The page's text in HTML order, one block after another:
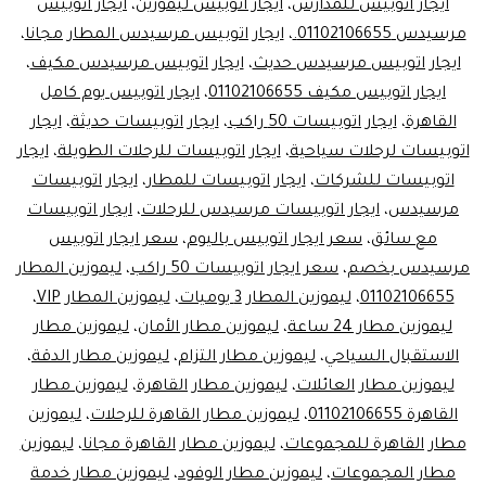
ايجار اتوبيس للمدارس، ايجار اتوبيس ليموزين، ايجار اتوبيس
مرسيدس 01102106655.
،ايجار اتوبيس مرسيدس المطار مجانا،
ايجار اتوبيس مرسيدس حديث،ايجار اتوبيس مرسيدس مكيف،
ايجار اتوبيس مكيف 01102106655
، ايجار اتوبيس يوم كامل
القاهرة،ايجار اتوبيسات 50 راكب ،ايجار اتوبيسات حديثة،ايجار
اتوبيسات لرحلات سياحية،ايجار اتوبيسات للرحلات الطويلة،ايجار
اتوبيسات للشركات،ايجار اتوبيسات للمطار،ايجار اتوبيسات
مرسيدس، ايجار اتوبيسات مرسيدس للرحلات، ايجار اتوبيسات
مع سائق، سعر ايجار اتوبيس باليوم، سعر ايجار اتوبيس
مرسيدس بخصم، سعر ايجار اتوبيسات 50 راكب ، ليموزين المطار
01102106655،ليموزين المطار 3 يوميات ،ليموزين المطار VIP
،
ليموزين مطار 24 ساعة
، ليموزين مطار الأمان، ليموزين مطار
الاستقبال السياحي، ليموزين مطار التزام، ليموزين مطار الدقة،
ليموزين مطار العائلات،ليموزين مطار القاهرة،ليموزين مطار
القاهرة 01102106655
، ليموزين مطار القاهرة للرحلات، ليموزين
مطار القاهرة للمجموعات،ليموزين مطار القاهرة مجانا،ليموزين
مطار المجموعات، ليموزين مطار الوفود، ليموزين مطار خدمة